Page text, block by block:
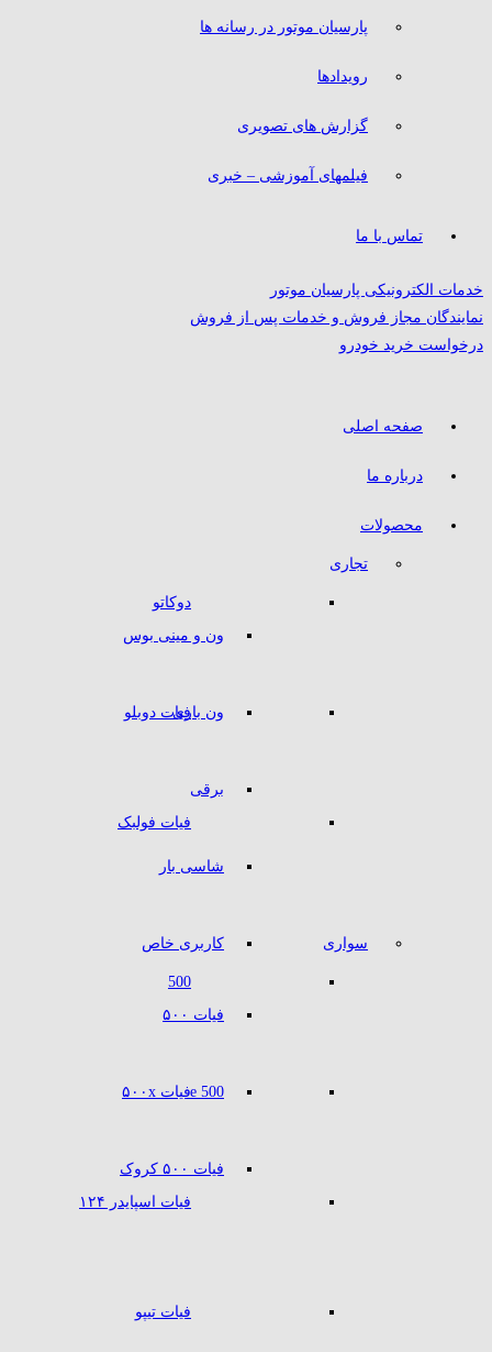
پارسیان موتور در رسانه ها
رویدادها
گزارش های تصویری
فیلمهای آموزشی – خبری
تماس با ما
خدمات الکترونیکی پارسیان موتور
نمایندگان مجاز فروش و خدمات پس از فروش
درخواست خرید خودرو
صفحه اصلی
درباره ما
محصولات
تجاری
دوکاتو
ون و مینی بوس
ون باری
برقی
شاسی بار
کاربری خاص
فیات دوبلو
فیات فولبک
سواری
500
فیات ۵۰۰
500 e
فیات ۵۰۰ کروک
فیات ۵۰۰x
فیات اسپایدر ۱۲۴
فیات تیپو